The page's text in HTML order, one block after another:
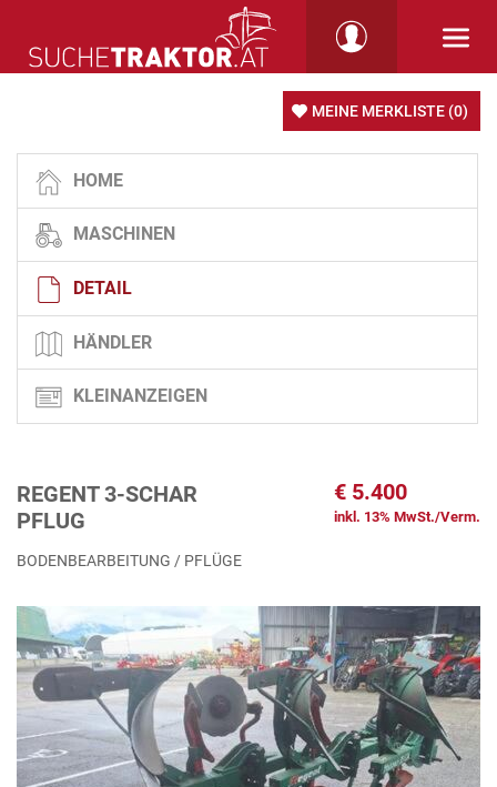
MEINE MERKLISTE (0)
HOME
MASCHINEN
DETAIL
HÄNDLER
KLEINANZEIGEN
REGENT 3-SCHAR
PFLUG
€ 5.400
inkl. 13% MwSt./Verm.
BODENBEARBEITUNG / PFLÜGE